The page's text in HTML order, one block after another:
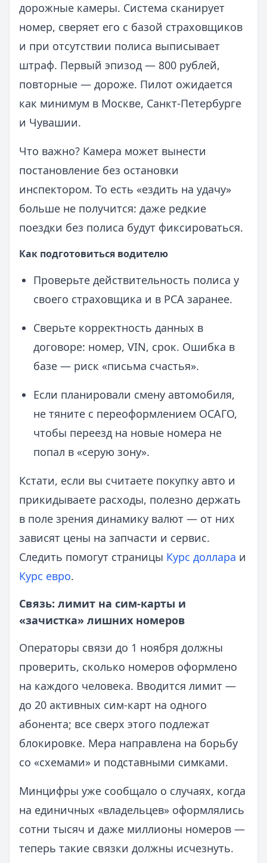
дорожные камеры. Система сканирует
номер, сверяет его с базой страховщиков
и при отсутствии полиса выписывает
штраф. Первый эпизод — 800 рублей,
повторные — дороже. Пилот ожидается
как минимум в Москве, Санкт‑Петербурге
и Чувашии.
Что важно? Камера может вынести
постановление без остановки
инспектором. То есть «ездить на удачу»
больше не получится: даже редкие
поездки без полиса будут фиксироваться.
Как подготовиться водителю
Проверьте действительность полиса у
своего страховщика и в РСА заранее.
Сверьте корректность данных в
договоре: номер, VIN, срок. Ошибка в
базе — риск «письма счастья».
Если планировали смену автомобиля,
не тяните с переоформлением ОСАГО,
чтобы переезд на новые номера не
попал в «серую зону».
Кстати, если вы считаете покупку авто и
прикидываете расходы, полезно держать
в поле зрения динамику валют — от них
зависят цены на запчасти и сервис.
Следить помогут страницы Курс доллара и
Курс евро.
Связь: лимит на сим‑карты и
«зачистка» лишних номеров
Операторы связи до 1 ноября должны
проверить, сколько номеров оформлено
на каждого человека. Вводится лимит —
до 20 активных сим‑карт на одного
абонента; все сверх этого подлежат
блокировке. Мера направлена на борьбу
со «схемами» и подставными симками.
Минцифры уже сообщало о случаях, когда
на единичных «владельцев» оформлялись
сотни тысяч и даже миллионы номеров —
теперь такие связки должны исчезнуть.